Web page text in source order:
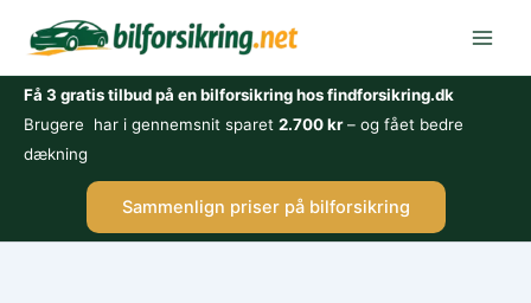
Få 3 gratis tilbud på en bilforsikring hos findforsikring.dk
Brugere har i gennemsnit sparet 2.700 kr– og fået bedre
dækning
Sammenlign priser på bilforsikring